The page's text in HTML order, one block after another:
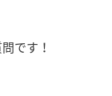
です！